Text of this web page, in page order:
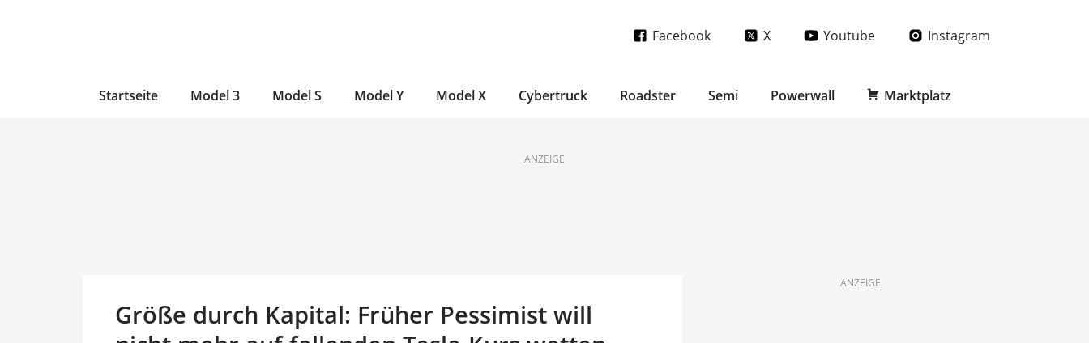
Facebook X Youtube Instagram
Startseite Model 3 Model S Model Y Model X Cybertruck Roadster Semi Powerwall Marktplatz
ANZEIGE
Größe durch Kapital: Früher Pessimist will
ANZEIGE